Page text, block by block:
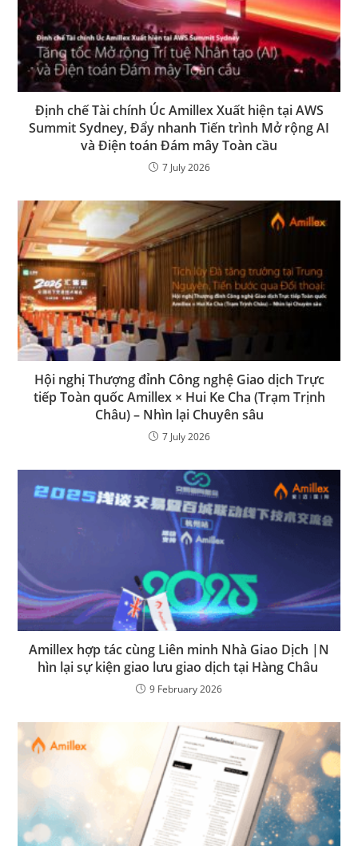
Định chế Tài chính Úc Amillex Xuất hiện tại AWS
Summit Sydney, Đẩy nhanh Tiến trình Mở rộng AI
và Điện toán Đám mây Toàn cầu
7 July 2026
Hội nghị Thượng đỉnh Công nghệ Giao dịch Trực
tiếp Toàn quốc Amillex × Hui Ke Cha (Trạm Trịnh
Châu) – Nhìn lại Chuyên sâu
7 July 2026
Amillex hợp tác cùng Liên minh Nhà Giao Dịch |N
hìn lại sự kiện giao lưu giao dịch tại Hàng Châu
9 February 2026